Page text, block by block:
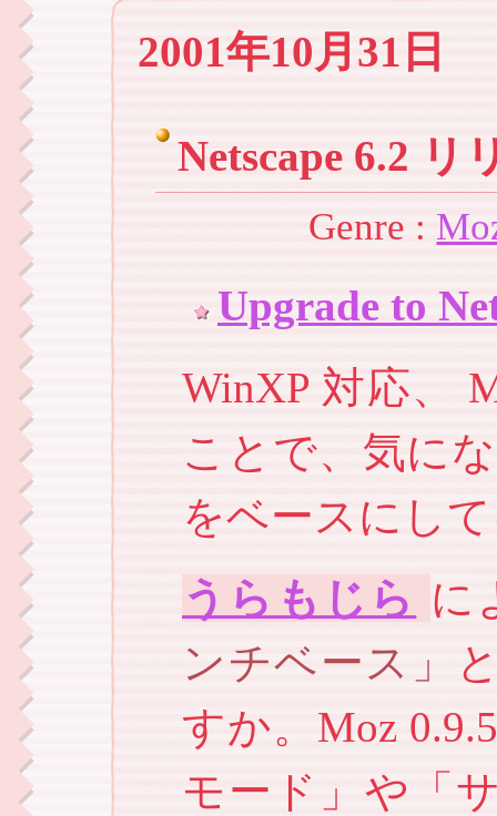
2001年10月31日
Netscape 6.2 リ
Genre :
Upgrade to
WinXP 対応、
ことで、気に
をベースにし
うらもじら に
ンチベース
すか。Moz
モード」や「